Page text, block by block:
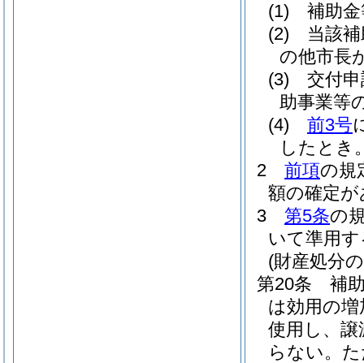
(1)
補助
(2)
当該
の他市長
(3)
交付
助事業等
(4)
前3号
したとき
2
前項の規
額の確定
3
第5条の
いて準用
(財産処分
第20条
補
は効用の
使用し、
らない。